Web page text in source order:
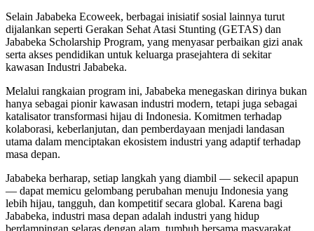
Selain Jababeka Ecoweek, berbagai inisiatif sosial lainnya turut
dijalankan seperti Gerakan Sehat Atasi Stunting (GETAS) dan
Jababeka Scholarship Program, yang menyasar perbaikan gizi anak
serta akses pendidikan untuk keluarga prasejahtera di sekitar
kawasan Industri Jababeka.
Melalui rangkaian program ini, Jababeka menegaskan dirinya bukan
hanya sebagai pionir kawasan industri modern, tetapi juga sebagai
katalisator transformasi hijau di Indonesia. Komitmen terhadap
kolaborasi, keberlanjutan, dan pemberdayaan menjadi landasan
utama dalam menciptakan ekosistem industri yang adaptif terhadap
masa depan.
Jababeka berharap, setiap langkah yang diambil — sekecil apapun
— dapat memicu gelombang perubahan menuju Indonesia yang
lebih hijau, tangguh, dan kompetitif secara global. Karena bagi
Jababeka, industri masa depan adalah industri yang hidup